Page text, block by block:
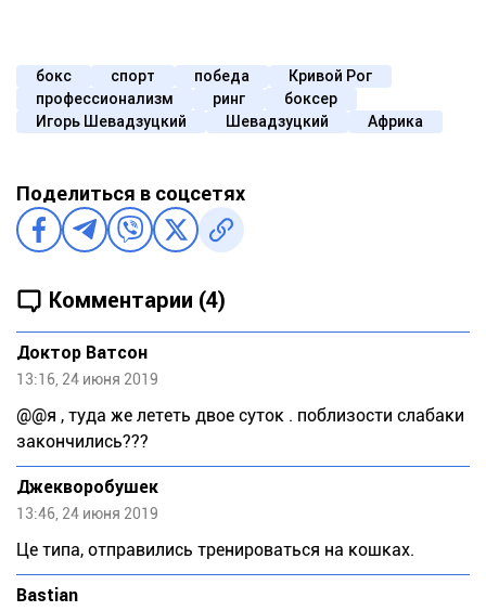
бокс спорт победа
Кривой Рог
профессионализм
ринг
боксер
Игорь Шевадзуцкий
Шевадзуцкий Африка
Поделиться в соцсетях
Комментарии (4)
Доктор Ватсон
13:16, 24 июня 2019
@@я , туда же лететь двое суток . поблизости слабаки
закончились???
Джекворобушек
13:46, 24 июня 2019
Це типа, отправились тренироваться на кошках.
Bastian